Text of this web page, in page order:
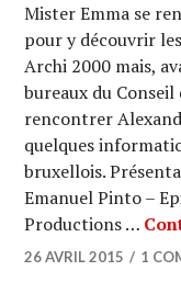
Mister Emma se
pour y découvrir
Archi 2000 mais,
bureaux du
rencontrer
quelques
bruxellois.
Emanuel Pinto –
Productions …
26 AVRIL 2015 1